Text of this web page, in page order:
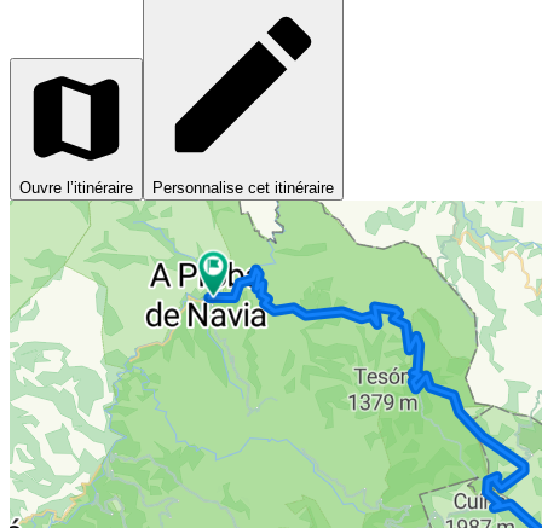
Ouvre l’itinéraire Personnalise cet itinéraire